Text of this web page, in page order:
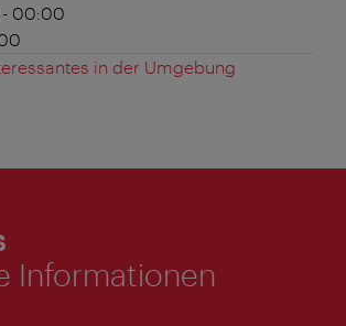
- 00:00
in der Umgebung
Informationen